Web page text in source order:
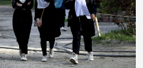
افغانستان در بخشی از اعلامیه‌اش از
آموزش دختران در جوامع مسلمان بدون
شد. در بیانیه نشست آمده است که